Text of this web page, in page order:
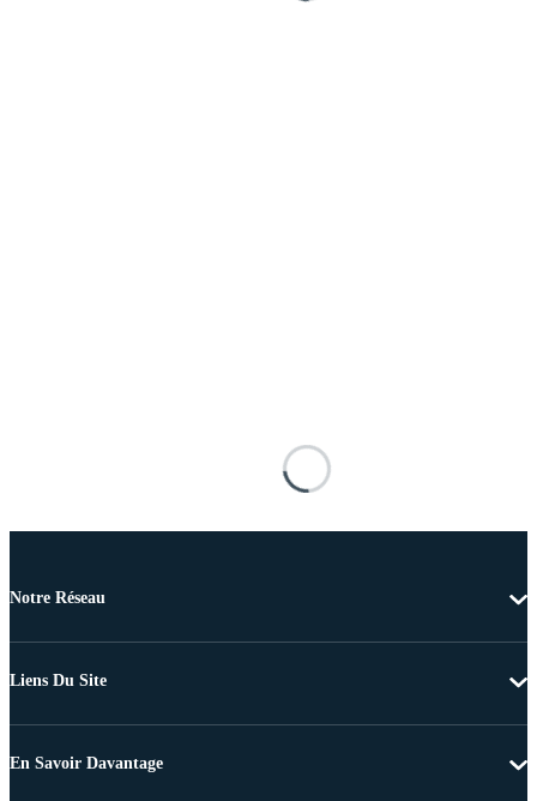
Notre Réseau
Liens Du Site
En Savoir Davantage